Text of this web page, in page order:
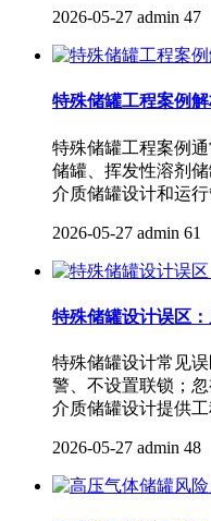
2026-05-27 admin 47
特殊储罐工程案例
特殊储罐工程案例
储罐、挥发性溶剂
介质储罐设计和运行
2026-05-27 admin 61
特殊储罐设计误区
特殊储罐设计常见
警、不设置联锁；
介质储罐设计提供工
2026-05-27 admin 48